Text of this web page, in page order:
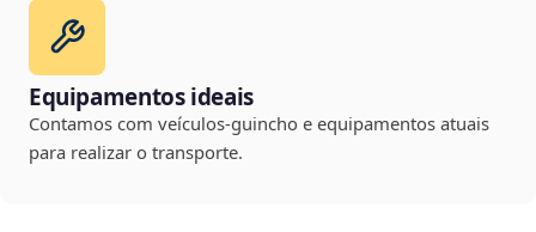
Equipamentos ideais
Contamos com veículos-guincho e equipamentos atuais
para realizar o transporte.